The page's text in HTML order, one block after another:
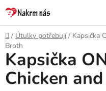
Přejít
na
obsah
Domů
/ Útulky potřebují / Kapsička
Broth
Kapsička
Chicken